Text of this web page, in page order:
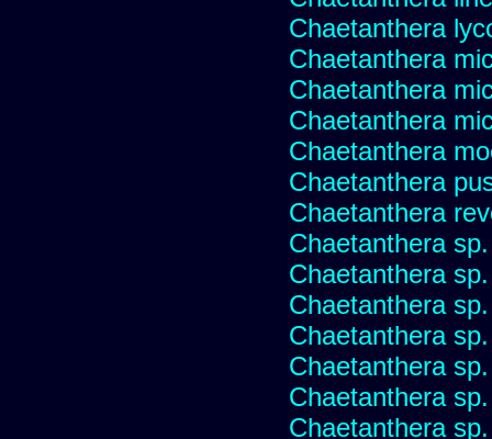
Chaetanthera
Chaetanthera
Chaetanthera
Chaetanthera
Chaetanthera
Chaetanthera
Chaetanthera
Chaetanthera
Chaetanthera
Chaetanthera
Chaetanthera
Chaetanthera
Chaetanthera
Chaetanthera